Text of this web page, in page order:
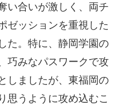
い合いが激しく、両チ
ゼッションを重視した
た。特に、静岡学園の
巧みなパスワークで攻
しましたが、東福岡の
思うように攻め込むこ